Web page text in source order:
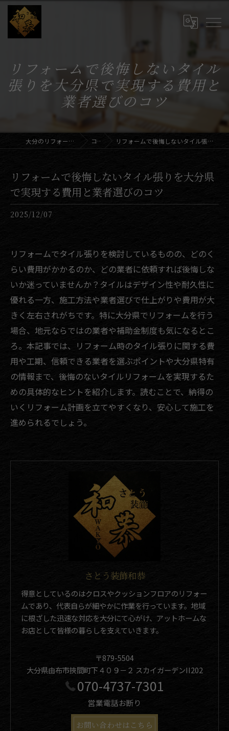
リフォームで後悔しないタイル
張りを大分県で実現する費用と
業者選びのコツ
大分のリフォームならさとう装飾和恭 コラム リフォームで後悔しないタイル張りを大分県で実現する費用と業者選びのコツ
リフォームで後悔しないタイル張りを大分県
で実現する費用と業者選びのコツ
2025/12/07
リフォームでタイル張りを検討しているものの、どのく
らい費用がかかるのか、どの業者に依頼すれば後悔しな
いか迷っていませんか？タイルはデザイン性や耐久性に
優れる一方、施工方法や業者選びで仕上がりや費用が大
きく左右されがちです。特に大分県でリフォームを行う
場合、地元ならではの業者や補助金制度も気になるとこ
ろ。本記事では、リフォーム時のタイル張りに関する費
用や工期、信頼できる業者を選ぶポイントや大分県特有
の情報まで、後悔のないタイルリフォームを実現するた
めの具体的なヒントを紹介します。読むことで、納得の
いくリフォーム計画を立てやすくなり、安心して施工を
進められるでしょう。
さとう装飾和恭
得意としているのはクロスやクッションフロアのリフォー
ムであり、代表自らが細やかに作業を行っています。地域
に根ざした迅速な対応を大分にて心がけ、アットホームな
お店として皆様の暮らしを支えていきます。
〒879-5504
大分県由布市挾間町下４０９－２ スカイガーデンII202
070-4737-7301
営業電話お断り
お問い合わせはこちら